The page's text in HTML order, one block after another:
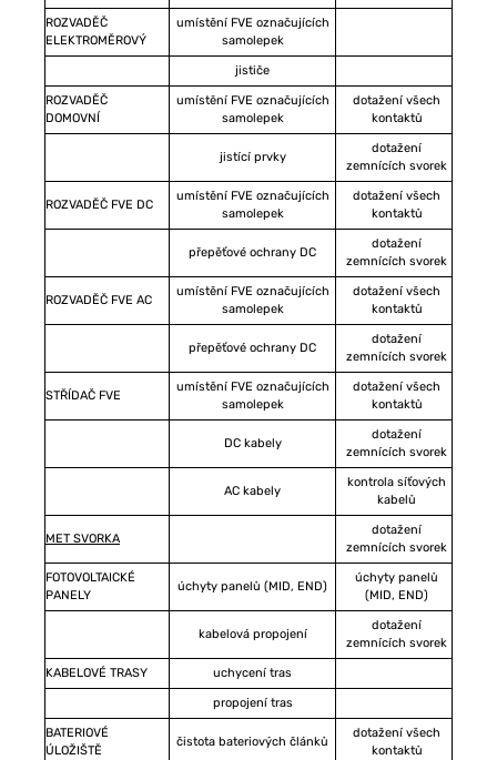
ROZVADĚČ
ELEKTROMĚROVÝ
umístění FVE označujících
samolepek
jističe
ROZVADĚČ
DOMOVNÍ
umístění FVE označujících
samolepek
dotažení všech
kontaktů
jistící prvky
dotažení
zemnících svorek
ROZVADĚČ FVE DC
umístění FVE označujících
samolepek
dotažení všech
kontaktů
přepěťové ochrany DC
dotažení
zemnících svorek
ROZVADĚČ FVE AC
umístění FVE označujících
samolepek
dotažení všech
kontaktů
přepěťové ochrany DC
dotažení
zemnících svorek
STŘÍDAČ FVE
umístění FVE označujících
samolepek
dotažení všech
kontaktů
DC kabely
dotažení
zemnících svorek
AC kabely
kontrola síťových
kabelů
MET SVORKA
dotažení
zemnících svorek
FOTOVOLTAICKÉ
PANELY
úchyty panelů (MID, END)
úchyty panelů
(MID, END)
kabelová propojení
dotažení
zemnících svorek
KABELOVÉ TRASY uchycení tras
propojení tras
BATERIOVÉ
ÚLOŽIŠTĚ
čistota bateriových článků
dotažení všech
kontaktů